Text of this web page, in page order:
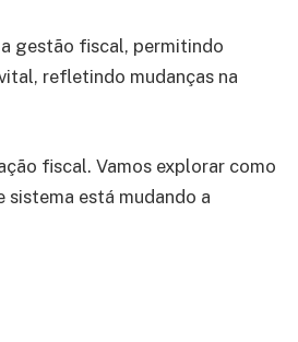
gestão fiscal, permitindo
refletindo mudanças na
fiscal. Vamos explorar como
sistema está mudando a